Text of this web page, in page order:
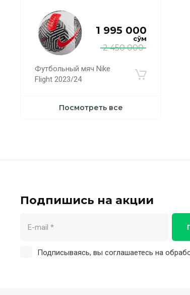
2 450 000
1 995 000
сўм
Футбольный мяч Nike
Flight 2023/24
Посмотреть все
Подпишись на акции
Подписываясь, вы соглашаетесь на